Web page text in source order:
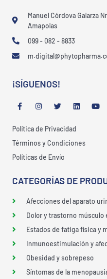
Manuel Córdova Galarza
Amapolas
099 - 082 - 8833
¡SÍGUENOS!
F
a
e
b
o
k
-
I
n
t
a
r
a
m
T
w
t
r
L
i
k
e
i
Y
o
Política de Privacidad
Términos y Condiciones
Políticas de Envío
CATEGORÍAS DE
Afecciones del aparato
Dolor y trastorno músculo
Estados de fatiga física y
Inmunoestimulación y
Obesidad y sobrepeso
Síntomas de la